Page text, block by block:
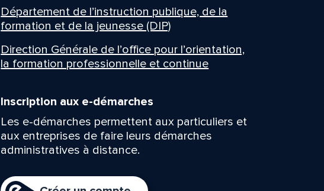
Département de l’instruction publique, de la
formation et de la jeunesse (DIP)
Direction Générale de l’office pour l’orientation,
la formation professionnelle et continue
Inscription aux e-démarches
Les e-démarches permettent aux particuliers et
aux entreprises de faire leurs démarches
administratives à distance.